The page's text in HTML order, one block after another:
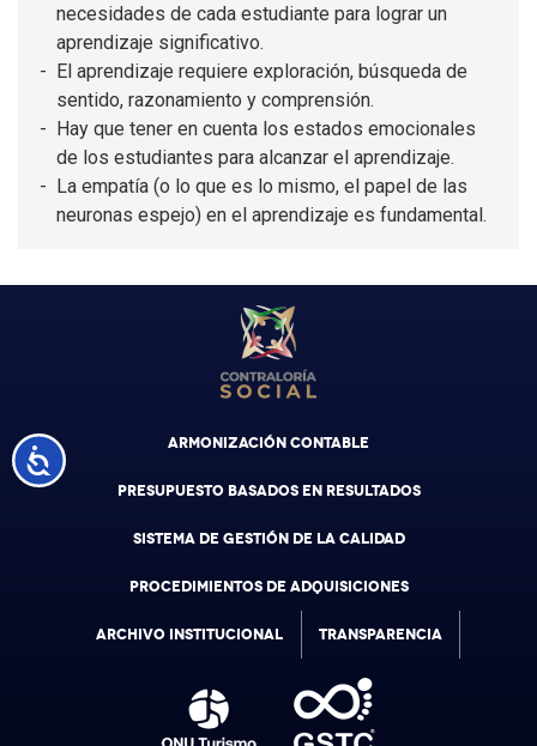
Accesibilidad
necesidades de cada estudiante para lograr un
aprendizaje significativo.
El aprendizaje requiere exploración, búsqueda de
sentido, razonamiento y comprensión.
Hay que tener en cuenta los estados emocionales
de los estudiantes para alcanzar el aprendizaje.
La empatía (o lo que es lo mismo, el papel de las
neuronas espejo) en el aprendizaje es fundamental.
ARMONIZACIÓN CONTABLE
PRESUPUESTO BASADOS EN RESULTADOS
SISTEMA DE GESTIÓN DE LA CALIDAD
PROCEDIMIENTOS DE ADQUISICIONES
ARCHIVO INSTITUCIONAL TRANSPARENCIA